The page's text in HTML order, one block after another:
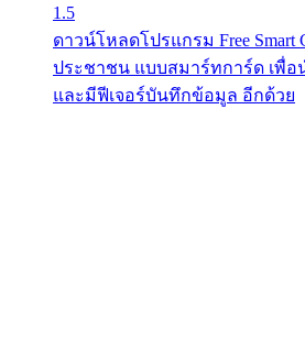
1.5
ดาวน์โหลดโปรแกรม Free Smart
ประชาชน แบบสมาร์ทการ์ด เพื่อ
และมีฟีเจอร์บันทึกข้อมูล อีกด้วย